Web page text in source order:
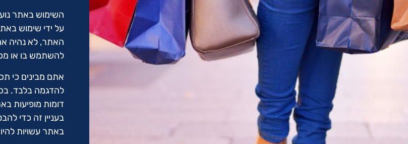
השימוש באתר
על ידי שימוש
האתר, לא נהיה
להשתמש בו או
אתם מבינים כי
להדגמה בלבד.
דומות מופיעות
בעניין זה כדי
באתר עשויות